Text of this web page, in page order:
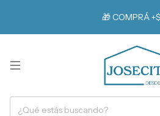
🎁 COMPRÁ